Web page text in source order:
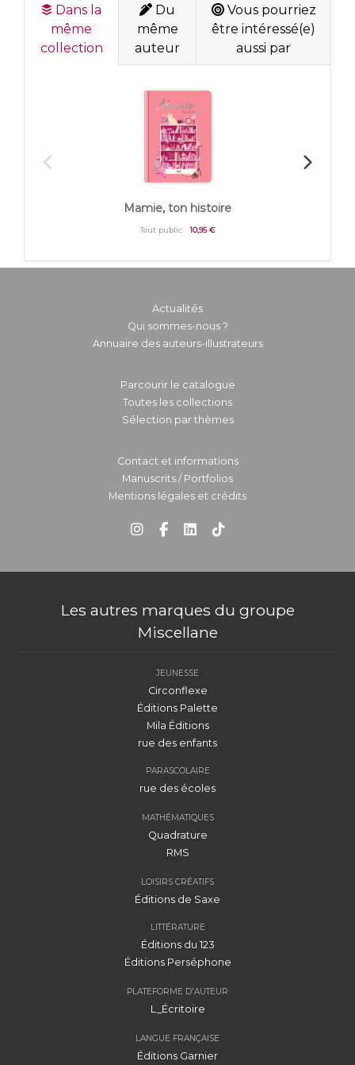
Dans la
même
collection
Du
même
auteur
Vous pourriez
être intéressé(e)
aussi par
Mamie, ton histoire
Tout public 10,95 €
Actualités
Qui sommes-nous ?
Annuaire des auteurs-illustrateurs
Parcourir le catalogue
Toutes les collections
Sélection par thèmes
Contact et informations
Manuscrits / Portfolios
Mentions légales et crédits
Les autres marques du groupe
Miscellane
JEUNESSE
Circonflexe
Éditions Palette
Mila Éditions
rue des enfants
PARASCOLAIRE
rue des écoles
MATHÉMATIQUES
Quadrature
RMS
LOISIRS CRÉATIFS
Éditions de Saxe
LITTÉRATURE
Éditions du 123
Éditions Perséphone
PLATEFORME D'AUTEUR
L_Écritoire
LANGUE FRANÇAISE
Éditions Garnier